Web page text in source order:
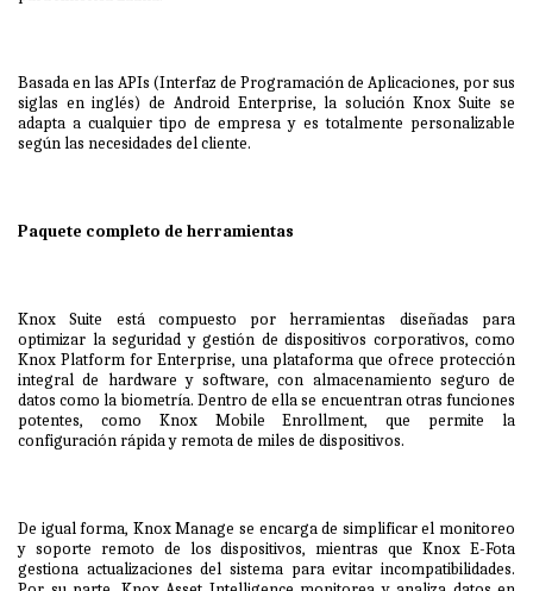
Basada en las APIs (Interfaz de Programación de Aplicaciones, por sus
siglas en inglés) de Android Enterprise, la solución Knox Suite se
adapta a cualquier tipo de empresa y es totalmente personalizable
según las necesidades del cliente.
Paquete completo de herramientas
Knox Suite está compuesto por herramientas diseñadas para
optimizar la seguridad y gestión de dispositivos corporativos, como
Knox Platform for Enterprise, una plataforma que ofrece protección
integral de hardware y software, con almacenamiento seguro de
datos como la biometría. Dentro de ella se encuentran otras funciones
potentes, como Knox Mobile Enrollment, que permite la
configuración rápida y remota de miles de dispositivos.
De igual forma, Knox Manage se encarga de simplificar el monitoreo
y soporte remoto de los dispositivos, mientras que Knox E-Fota
gestiona actualizaciones del sistema para evitar incompatibilidades.